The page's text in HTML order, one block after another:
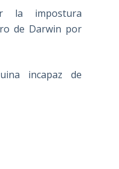
la impostura
de Darwin por
incapaz de